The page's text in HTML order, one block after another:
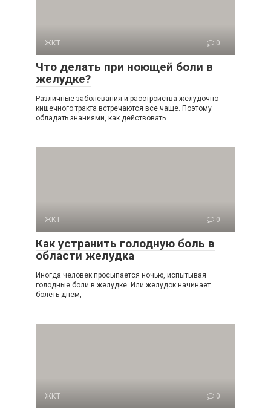
ЖКТ 0
Что делать при ноющей боли в
желудке?
Различные заболевания и расстройства желудочно-
кишечного тракта встречаются все чаще. Поэтому
обладать знаниями, как действовать
ЖКТ 0
Как устранить голодную боль в
области желудка
Иногда человек просыпается ночью, испытывая
голодные боли в желудке. Или желудок начинает
болеть днем,
ЖКТ 0